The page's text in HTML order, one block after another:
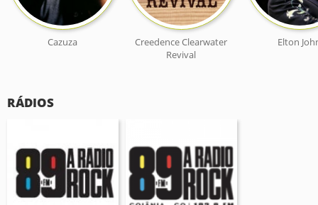
Cazuza
Creedence Clearwater
Revival
Elton
RÁDIOS